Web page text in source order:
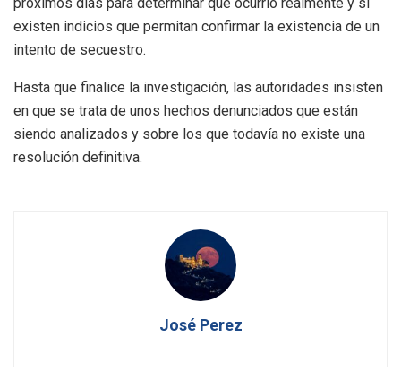
próximos días para determinar qué ocurrió realmente y si
existen indicios que permitan confirmar la existencia de un
intento de secuestro.
Hasta que finalice la investigación, las autoridades insisten
en que se trata de unos hechos denunciados que están
siendo analizados y sobre los que todavía no existe una
resolución definitiva.
José Perez